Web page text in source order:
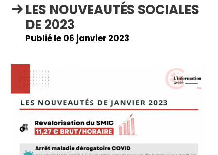
LES NOUVEAUTÉS SOCIALES
DE 2023
Publié le 06 janvier 2023